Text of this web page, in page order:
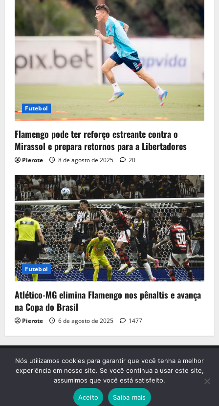
Futebol
Flamengo pode ter reforço estreante contra o
Mirassol e prepara retornos para a Libertadores
Pierote 8 de agosto de 2025 20
Futebol
Atlético-MG elimina Flamengo nos pênaltis e avança
na Copa do Brasil
Pierote 6 de agosto de 2025 1477
Início Contato Sobre nós
Termo de Uso
Política de Privacidade
MP Notícias 2024 Todos os Direitos Reservados
MoreNewsby AF themes.
Nós utilizamos cookies para garantir que você tenha a melhor
experiência em nosso site. Se você continua a usar este site,
assumimos que você está satisfeito.
Aceito Saiba mais